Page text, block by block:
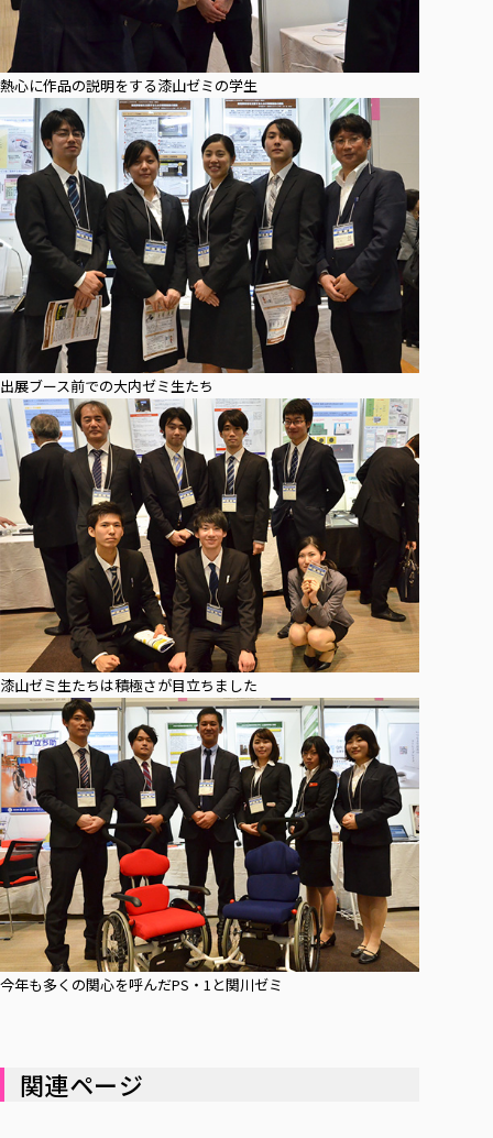
熱心に作品の説明をする漆山ゼミの学生
出展ブース前での大内ゼミ生たち
漆山ゼミ生たちは積極さが目立ちました
今年も多くの関心を呼んだPS・1と関川ゼミ
関連ページ